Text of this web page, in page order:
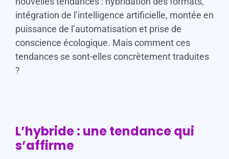
intégration de l’intelligence artificielle, montée en
puissance de l’automatisation et prise de
conscience écologique. Mais comment ces
tendances se sont-elles concrètement traduites
?
L’hybride : une tendance qui
s’affirme